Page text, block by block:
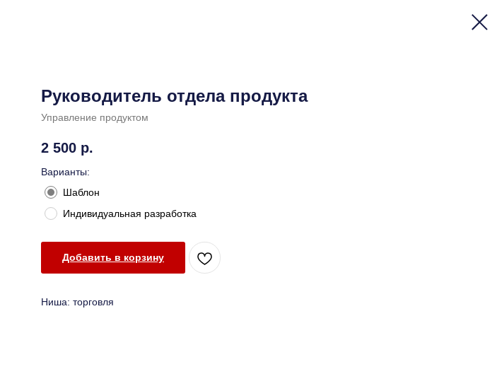
Руководитель отдела продукта
Управление продуктом
2 500 р.
Варианты:
Шаблон
Индивидуальная разработка
Добавить в корзину
Ниша: торговля